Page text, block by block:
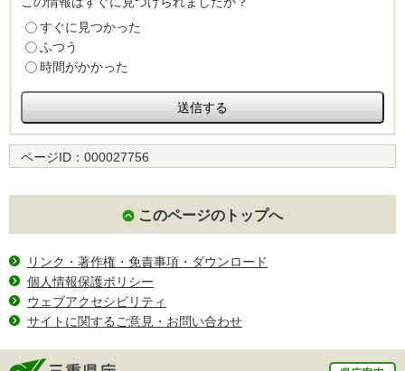
すぐに見つかった
ふつう
時間がかかった
ページID： 000027756
このページのトップへ
リンク・著作権・免責事項・ダウンロード
個人情報保護ポリシー
ウェブアクセシビリティ
サイトに関するご意見・お問い合わせ